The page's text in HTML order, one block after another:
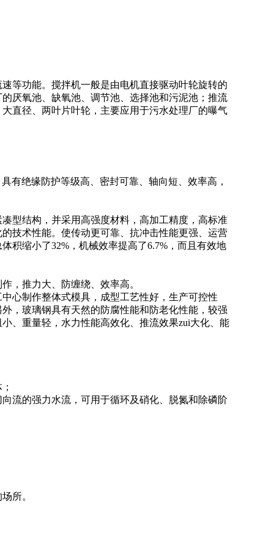
等功能。搅拌机一般是由电机直接驱动叶轮旋转的
厌氧池、缺氧池、调节池、选择池和污泥池；推流
直径、两叶片叶轮，主要应用于污水处理厂的曝气
有绝缘防护等级高、密封可靠、轴向短、效率高，
型结构，并采用高强度材料，高加工精度，高标准
技术性能。使传动更可靠、抗冲击性能更强、运营
积缩小了32%，机械效率提高了6.7%，而且有效地
，推力大、防缠绕、效率高。
心制作整体式模具，成型工艺性好，生产可控性
，玻璃钢具有天然的防腐性能和防老化性能，较强
、重量轻，水力性能高效化、推流效果zui大化、能
的强力水流，可用于循环及硝化、脱氮和除磷阶
所。